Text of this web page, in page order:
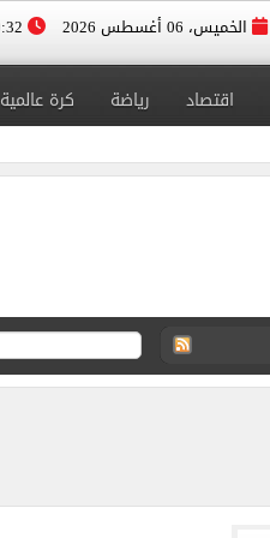
الخميس، 06 أغسطس 2026
اقتصاد رياضة كرة عالمية